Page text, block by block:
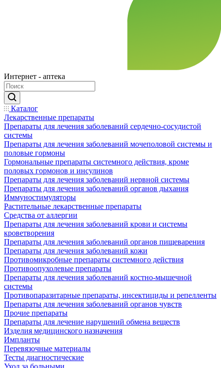
Интернет - аптека
Каталог
Лекарственные препараты
Препараты для лечения заболеваний сердечно-сосудистой
системы
Препараты для лечения заболеваний мочеполовой системы и
половые гормоны
Гормональные препараты системного действия, кроме
половых гормонов и инсулинов
Препараты для лечения заболеваний нервной системы
Препараты для лечения заболеваний органов дыхания
Иммуностимуляторы
Растительные лекарственные препараты
Средства от аллергии
Препараты для лечения заболеваний крови и системы
кроветворения
Препараты для лечения заболеваний органов пищеварения
Препараты для лечения заболеваний кожи
Противомикробные препараты системного действия
Противоопухолевые препараты
Препараты для лечения заболеваний костно-мышечной
системы
Противопаразитарные препараты, инсектициды и репелленты
Препараты для лечения заболеваний органов чувств
Прочие препараты
Препараты для лечение нарушений обмена веществ
Изделия медицинского назначения
Импланты
Перевязочные материалы
Тесты диагностические
Уход за больными